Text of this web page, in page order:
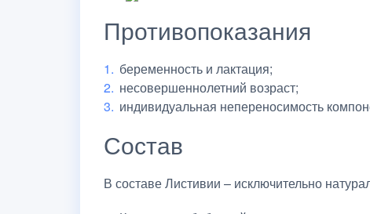
Противопоказания
беременность и лактация;
несовершеннолетний возраст;
индивидуальная непереносимость
Состав
В составе Листивии – исключительно